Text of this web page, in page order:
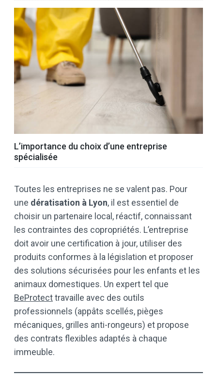
L’importance du choix d’une entreprise
spécialisée
Toutes les entreprises ne se valent pas. Pour
une dératisation à Lyon, il est essentiel de
choisir un partenaire local, réactif, connaissant
les contraintes des copropriétés. L’entreprise
doit avoir une certification à jour, utiliser des
produits conformes à la législation et proposer
des solutions sécurisées pour les enfants et les
animaux domestiques. Un expert tel que
BeProtecttravaille avec des outils
professionnels (appâts scellés, pièges
mécaniques, grilles anti-rongeurs) et propose
des contrats flexibles adaptés à chaque
immeuble.